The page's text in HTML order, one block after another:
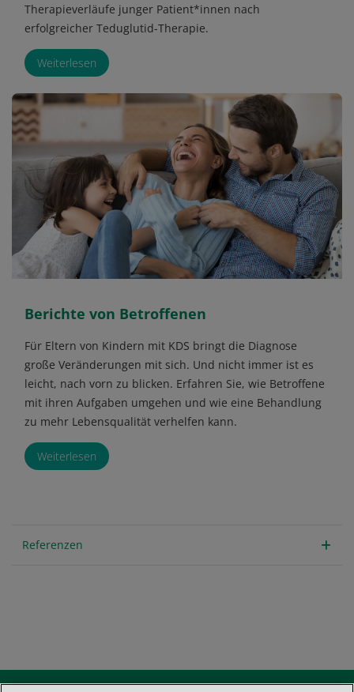
Therapieverläufe junger Patient*innen nach
erfolgreicher Teduglutid-Therapie.
Weiterlesen
Berichte von Betroffenen
Für Eltern von Kindern mit KDS bringt die Diagnose
große Veränderungen mit sich. Und nicht immer ist es
leicht, nach vorn zu blicken. Erfahren Sie, wie Betroffene
mit ihren Aufgaben umgehen und wie eine Behandlung
zu mehr Lebensqualität verhelfen kann.
Weiterlesen
Referenzen